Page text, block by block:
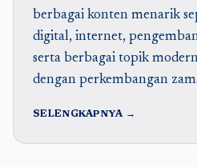
berbagai konten menarik
digital, internet,
serta berbagai topik
dengan perkembangan
SELENGKAPNYA →